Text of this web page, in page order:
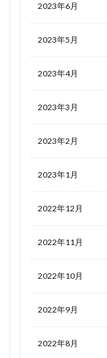
2023年6月
2023年5月
2023年4月
2023年3月
2023年2月
2023年1月
2022年12月
2022年11月
2022年10月
2022年9月
2022年8月